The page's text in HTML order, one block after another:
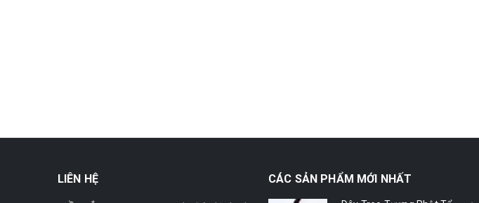
LIÊN HỆ CÁC SẢN PHẨM MỚI NHẤT